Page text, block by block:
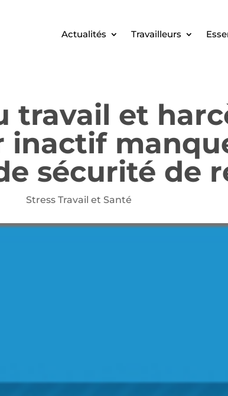
Actualités Travailleurs
travail et
inactif
sécurité de
Stress Travail et Santé